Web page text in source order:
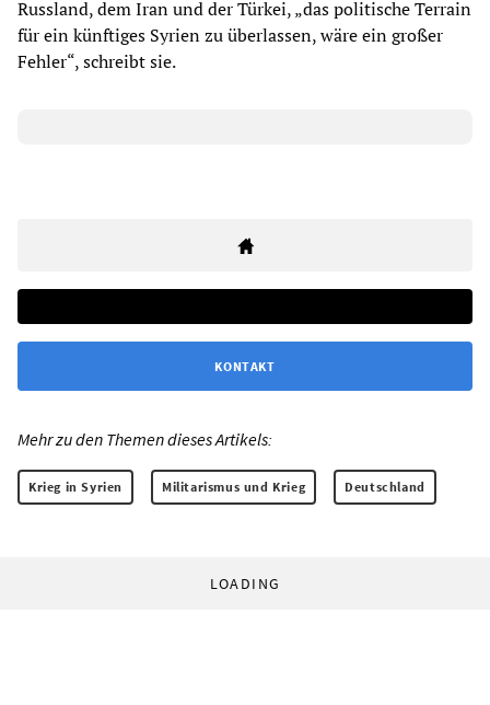
Russland, dem Iran und der Türkei, „das politische Terrain
für ein künftiges Syrien zu überlassen, wäre ein großer
Fehler“, schreibt sie.
KONTAKT
Mehr zu den Themen dieses Artikels:
Krieg in Syrien Militarismus und Krieg Deutschland
LOADING